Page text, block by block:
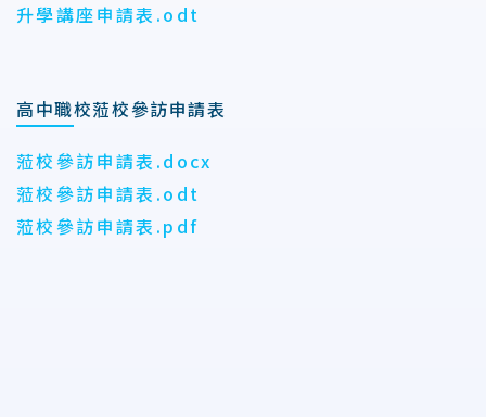
升學講座申請表.odt
高中職校蒞校參訪申請表
蒞校參訪申請表.docx
蒞校參訪申請表.odt
蒞校參訪申請表.pdf